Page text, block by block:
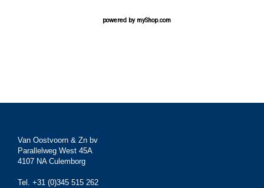
powered by myShop.com
Van Oostvoorn & Zn bv
Parallelweg West 45A
4107 NA Culemborg
Tel. +31 (0)345 515 262